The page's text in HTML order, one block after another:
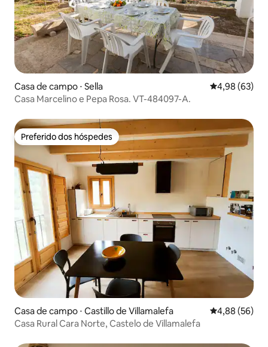
Casa de campo ⋅ Sella 4,98 de uma
4,98 (63)
Casa Marcelino e Pepa Rosa. VT-484097-A.
Preferido dos hóspedes
Preferido dos hóspedes
Casa de campo ⋅ Castillo de Villamalefa 4,88 de uma
4,88 (56)
Casa Rural Cara Norte, Castelo de Villamalefa